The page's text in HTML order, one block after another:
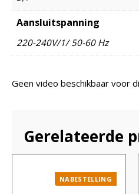
Aansluitspanning
220-240V/1/ 50-60 Hz
Geen video beschikbaar voor
Gerelateerde
NABESTELLING